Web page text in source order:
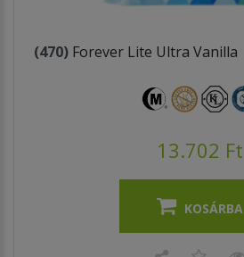
(470) Forever Lite Ultra Vanilla
13.702 Ft
KOSÁRBA